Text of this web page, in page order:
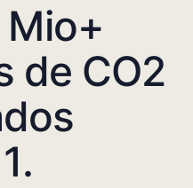
Mio+
de CO2